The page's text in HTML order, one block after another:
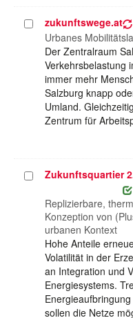
Projekt
auswählen
zukunftswege.at
Urbanes
Der Zentralraum
Verkehrsbelastung
immer mehr
Salzburg knapp
Umland.
Zentrum für
ProjektZukunftsquartier
Replizierbare,
Konzeption von
urbanen Kontext
Hohe Anteile
Volatilität in der
an Integration und
Energiesystems.
sollen die Netze